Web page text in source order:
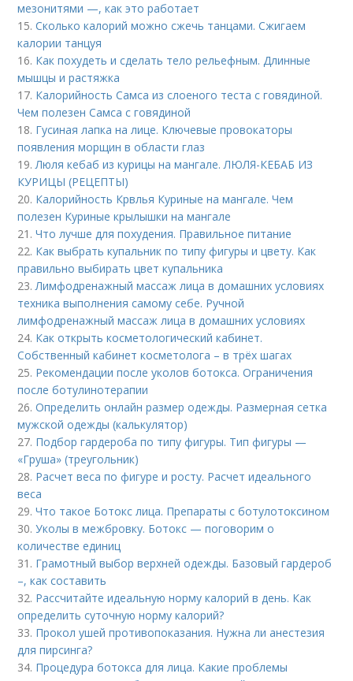
мезонитями —, как это работает
15.Сколько калорий можно сжечь танцами. Сжигаем
калории танцуя
16. Как похудеть и сделать тело рельефным. Длинные
мышцы и растяжка
17. Калорийность Самса из слоеного теста с говядиной.
Чем полезен Самса с говядиной
18. Гусиная лапка на лице. Ключевые провокаторы
появления морщин в области глаз
19.Люля кебаб из курицы на мангале. ЛЮЛЯ-КЕБАБ ИЗ
КУРИЦЫ (РЕЦЕПТЫ)
20. Калорийность Крвлья Куриные на мангале. Чем
полезен Куриные крылышки на мангале
21.Что лучше для похудения. Правильное питание
22. Как выбрать купальник по типу фигуры и цвету. Как
правильно выбирать цвет купальника
23.Лимфодренажный массаж лица в домашних условиях
техника выполнения самому себе. Ручной
лимфодренажный массаж лица в домашних условиях
24. Как открыть косметологический кабинет.
Собственный кабинет косметолога – в трёх шагах
25. Рекомендации после уколов ботокса. Ограничения
после ботулинотерапии
26.Определить онлайн размер одежды. Размерная сетка
мужской одежды (калькулятор)
27. Подбор гардероба по типу фигуры. Тип фигуры —
«Груша» (треугольник)
28. Расчет веса по фигуре и росту. Расчет идеального
веса
29.Что такое Ботокс лица. Препараты с ботулотоксином
30.Уколы в межбровку. Ботокс — поговорим о
количестве единиц
31. Грамотный выбор верхней одежды. Базовый гардероб
–, как составить
32. Рассчитайте идеальную норму калорий в день. Как
определить суточную норму калорий?
33. Прокол ушей противопоказания. Нужна ли анестезия
для пирсинга?
34. Процедура ботокса для лица. Какие проблемы